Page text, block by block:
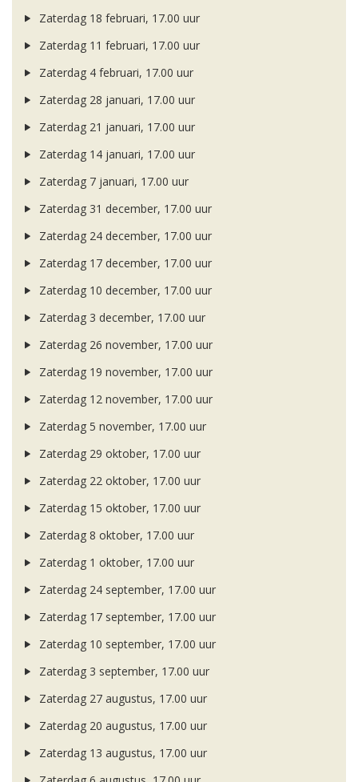
Zaterdag 18 februari, 17.00 uur
Zaterdag 11 februari, 17.00 uur
Zaterdag 4 februari, 17.00 uur
Zaterdag 28 januari, 17.00 uur
Zaterdag 21 januari, 17.00 uur
Zaterdag 14 januari, 17.00 uur
Zaterdag 7 januari, 17.00 uur
Zaterdag 31 december, 17.00 uur
Zaterdag 24 december, 17.00 uur
Zaterdag 17 december, 17.00 uur
Zaterdag 10 december, 17.00 uur
Zaterdag 3 december, 17.00 uur
Zaterdag 26 november, 17.00 uur
Zaterdag 19 november, 17.00 uur
Zaterdag 12 november, 17.00 uur
Zaterdag 5 november, 17.00 uur
Zaterdag 29 oktober, 17.00 uur
Zaterdag 22 oktober, 17.00 uur
Zaterdag 15 oktober, 17.00 uur
Zaterdag 8 oktober, 17.00 uur
Zaterdag 1 oktober, 17.00 uur
Zaterdag 24 september, 17.00 uur
Zaterdag 17 september, 17.00 uur
Zaterdag 10 september, 17.00 uur
Zaterdag 3 september, 17.00 uur
Zaterdag 27 augustus, 17.00 uur
Zaterdag 20 augustus, 17.00 uur
Zaterdag 13 augustus, 17.00 uur